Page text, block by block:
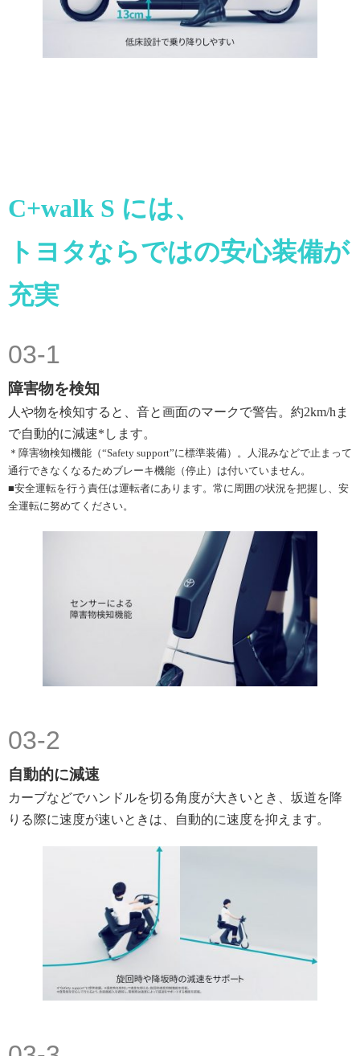
C+walk S には、
トヨタならではの安心装備が
充実
03-1
障害物を検知
人や物を検知すると、音と画面のマークで警告。約2km/hま
で自動的に減速*します。
＊障害物検知機能（“Safety support”に標準装備）。人混みなどで止まって
通行できなくなるためブレーキ機能（停止）は付いていません。
■安全運転を行う責任は運転者にあります。常に周囲の状況を把握し、安
全運転に努めてください。
03-2
自動的に減速
カーブなどでハンドルを切る角度が大きいとき、坂道を降
りる際に速度が速いときは、自動的に速度を抑えます。